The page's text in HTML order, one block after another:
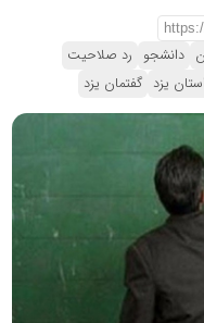
دانشجو رد صلاحیت
یزد گفتمان یزد